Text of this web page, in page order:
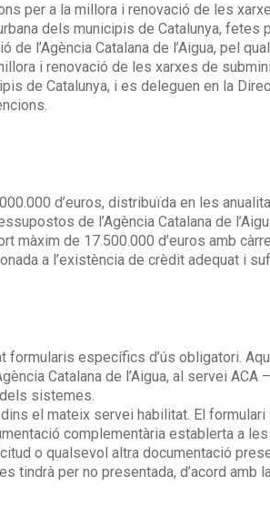
per a la millora i renovació de les
dels municipis de Catalunya, fetes
l’Agència Catalana de l’Aigua, pel
i renovació de les xarxes de
de Catalunya, i es deleguen en la
d’euros, distribuïda en les
de l’Agència Catalana de
màxim de 17.500.000 d’euros amb
a l’existència de crèdit adequat i
formularis específics d’ús obligatori.
Catalana de l’Aigua, al servei ACA
sistemes.
el mateix servei habilitat. El formulari
complementària establerta a
o qualsevol altra documentació
tindrà per no presentada, d’acord amb